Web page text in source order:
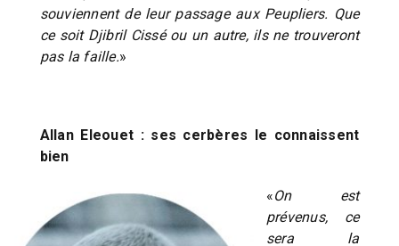
souviennent de leur passage aux Peupliers. Que
ce soit Djibril Cissé ou un autre, ils ne trouveront
pas la faille.»
Allan Eleouet : ses cerbères le connaissent
bien
«On est
prévenus, ce
sera la